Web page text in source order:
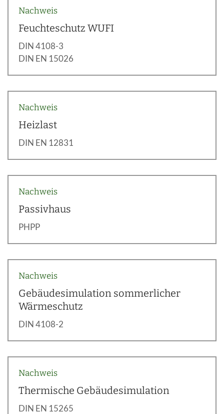
Nachweis
Feuchteschutz WUFI
DIN 4108-3
DIN EN 15026
Nachweis
Heizlast
DIN EN 12831
Nachweis
Passivhaus
PHPP
Nachweis
Gebäudesimulation sommerlicher
Wärmeschutz
DIN 4108-2
Nachweis
Thermische Gebäudesimulation
DIN EN 15265